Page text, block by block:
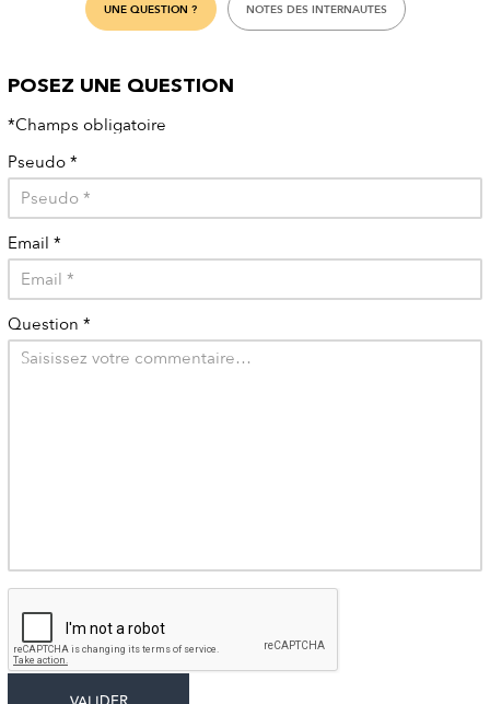
UNE QUESTION ? NOTES DES INTERNAUTES
POSEZ UNE QUESTION
*Champs obligatoire
Pseudo *
Email *
Question *